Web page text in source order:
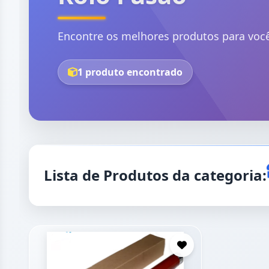
Encontre os melhores produtos para
1 produto encontrado
Lista de Produtos da categoria: